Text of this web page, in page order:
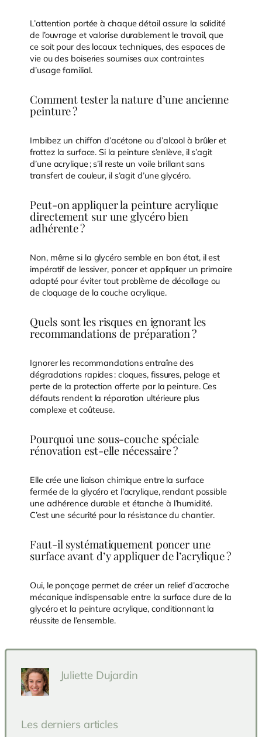
L’attention portée à chaque détail assure la solidité
de l’ouvrage et valorise durablement le travail, que
ce soit pour des locaux techniques, des espaces de
vie ou des boiseries soumises aux contraintes
d’usage familial.
Comment tester la nature d’une ancienne
peinture ?
Imbibez un chiffon d’acétone ou d’alcool à brûler et
frottez la surface. Si la peinture s’enlève, il s’agit
d’une acrylique ; s’il reste un voile brillant sans
transfert de couleur, il s’agit d’une glycéro.
Peut-on appliquer la peinture acrylique
directement sur une glycéro bien
adhérente ?
Non, même si la glycéro semble en bon état, il est
impératif de lessiver, poncer et appliquer un primaire
adapté pour éviter tout problème de décollage ou
de cloquage de la couche acrylique.
Quels sont les risques en ignorant les
recommandations de préparation ?
Ignorer les recommandations entraîne des
dégradations rapides : cloques, fissures, pelage et
perte de la protection offerte par la peinture. Ces
défauts rendent la réparation ultérieure plus
complexe et coûteuse.
Pourquoi une sous-couche spéciale
rénovation est-elle nécessaire ?
Elle crée une liaison chimique entre la surface
fermée de la glycéro et l’acrylique, rendant possible
une adhérence durable et étanche à l’humidité.
C’est une sécurité pour la résistance du chantier.
Faut-il systématiquement poncer une
surface avant d’y appliquer de l’acrylique ?
Oui, le ponçage permet de créer un relief d’accroche
mécanique indispensable entre la surface dure de la
glycéro et la peinture acrylique, conditionnant la
réussite de l’ensemble.
Juliette Dujardin
Les derniers articles